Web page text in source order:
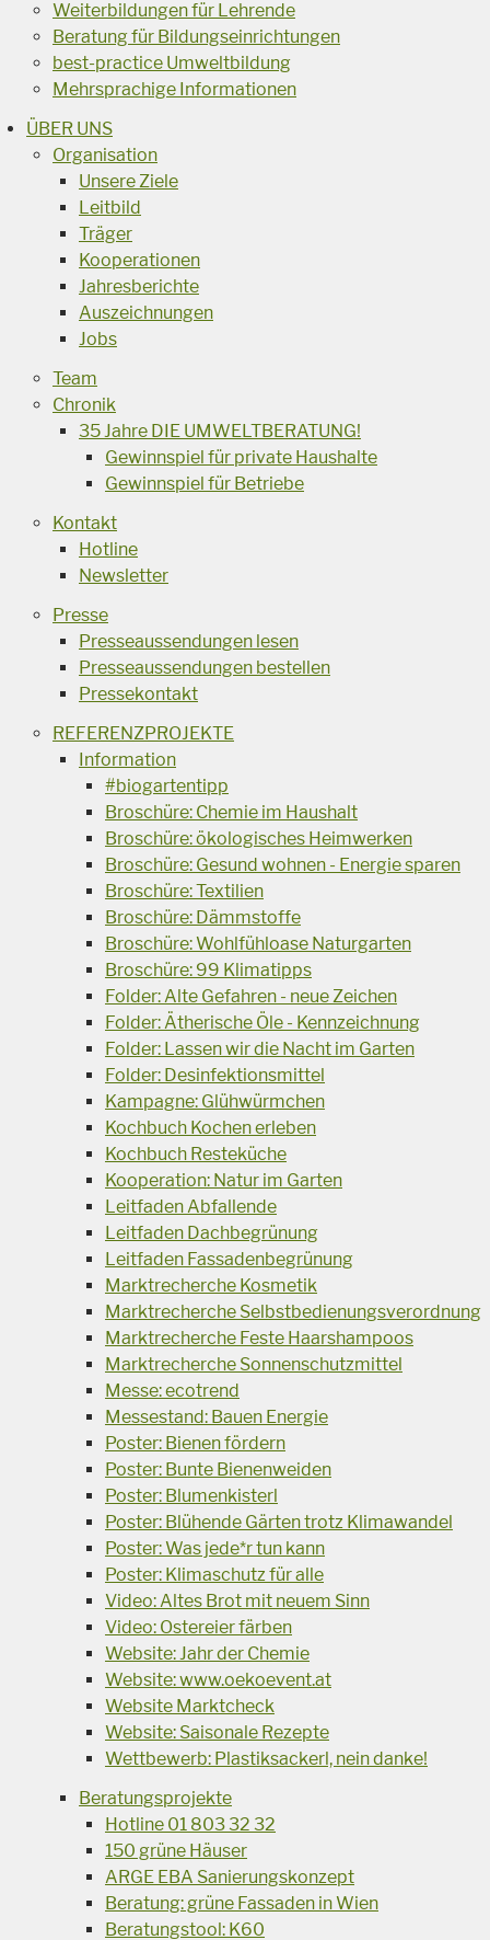
Weiterbildungen für Lehrende
Beratung für Bildungseinrichtungen
best-practice Umweltbildung
Mehrsprachige Informationen
ÜBER UNS
Organisation
Unsere Ziele
Leitbild
Träger
Kooperationen
Jahresberichte
Auszeichnungen
Jobs
Team
Chronik
35 Jahre DIE UMWELTBERATUNG!
Gewinnspiel für private Haushalte
Gewinnspiel für Betriebe
Kontakt
Hotline
Newsletter
Presse
Presseaussendungen lesen
Presseaussendungen bestellen
Pressekontakt
REFERENZPROJEKTE
Information
#biogartentipp
Broschüre: Chemie im Haushalt
Broschüre: ökologisches Heimwerken
Broschüre: Gesund wohnen - Energie sparen
Broschüre: Textilien
Broschüre: Dämmstoffe
Broschüre: Wohlfühloase Naturgarten
Broschüre: 99 Klimatipps
Folder: Alte Gefahren - neue Zeichen
Folder: Ätherische Öle - Kennzeichnung
Folder: Lassen wir die Nacht im Garten
Folder: Desinfektionsmittel
Kampagne: Glühwürmchen
Kochbuch Kochen erleben
Kochbuch Resteküche
Kooperation: Natur im Garten
Leitfaden Abfallende
Leitfaden Dachbegrünung
Leitfaden Fassadenbegrünung
Marktrecherche Kosmetik
Marktrecherche Selbstbedienungsverordnung
Marktrecherche Feste Haarshampoos
Marktrecherche Sonnenschutzmittel
Messe: ecotrend
Messestand: Bauen Energie
Poster: Bienen fördern
Poster: Bunte Bienenweiden
Poster: Blumenkisterl
Poster: Blühende Gärten trotz Klimawandel
Poster: Was jede*r tun kann
Poster: Klimaschutz für alle
Video: Altes Brot mit neuem Sinn
Video: Ostereier färben
Website: Jahr der Chemie
Website: www.oekoevent.at
Website Marktcheck
Website: Saisonale Rezepte
Wettbewerb: Plastiksackerl, nein danke!
Beratungsprojekte
Hotline 01 803 32 32
150 grüne Häuser
ARGE EBA Sanierungskonzept
Beratung: grüne Fassaden in Wien
Beratungstool: K60